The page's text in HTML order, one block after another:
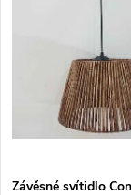
s
p
Závěsné svítidlo